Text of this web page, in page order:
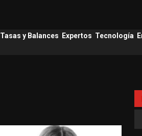
Tasas y Balances Expertos Tecnología